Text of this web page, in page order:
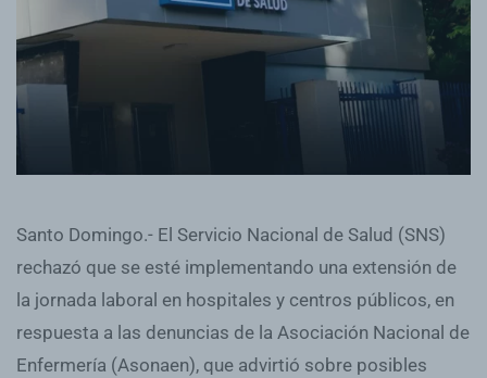
Santo Domingo.- El Servicio Nacional de Salud (SNS)
rechazó que se esté implementando una extensión de
la jornada laboral en hospitales y centros públicos, en
respuesta a las denuncias de la Asociación Nacional de
Enfermería (Asonaen), que advirtió sobre posibles